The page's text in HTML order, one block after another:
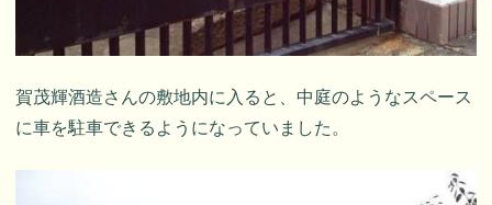
賀茂輝酒造さんの敷地内に入ると、中庭のようなスペース
に車を駐車できるようになっていました。